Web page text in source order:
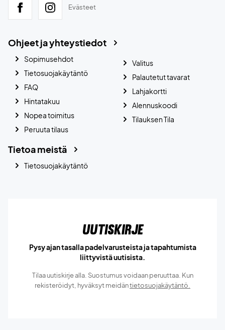
Evästeet
Ohjeet ja yhteystiedot
Sopimusehdot
Tietosuojakäytäntö
FAQ
Hintatakuu
Nopea toimitus
Peruuta tilaus
Valitus
Palautetut tavarat
Lahjakortti
Alennuskoodi
Tilauksen Tila
Tietoa meistä
Tietosuojakäytäntö
Uutiskirje
Pysy ajan tasalla padelvarusteista ja tapahtumista
liittyvistä uutisista.
Tilaa uutiskirje alla. Suostumus voidaan peruuttaa. Kun
rekisteröidyt, hyväksyt meidäntietosuojakäytäntö.